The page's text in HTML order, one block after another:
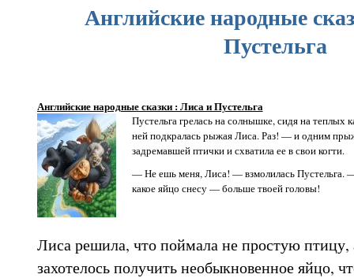
Английские народные
Пустельга
Английские народные сказки : Лиса и Пустельга
Пустельга грелась на солнышке, сидя на теплых
ней подкралась рыжая Лиса. Раз! — и одним
задремавшей птички и схватила ее в свои когти.
— Не ешь меня, Лиса! — взмолилась Пустельга.
какое яйцо снесу — больше твоей головы!
Лиса решила, что поймала не простую птицу,
захотелось получить необыкновенное яйцо,